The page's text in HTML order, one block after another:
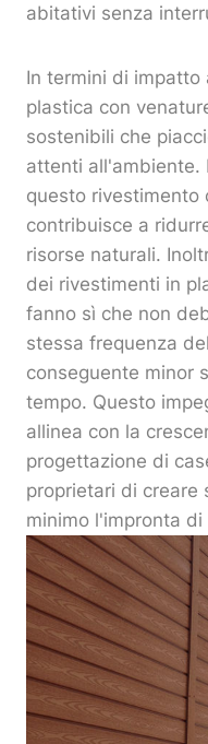
abitativi senza
In termini di
plastica con
sostenibili che
attenti all'ambiente.
questo rivestimento
contribuisce a
risorse naturali.
dei rivestimenti in
fanno sì che non
stessa frequenza
conseguente minor
tempo. Questo
allinea con la
progettazione di
proprietari di creare
minimo l'impronta di